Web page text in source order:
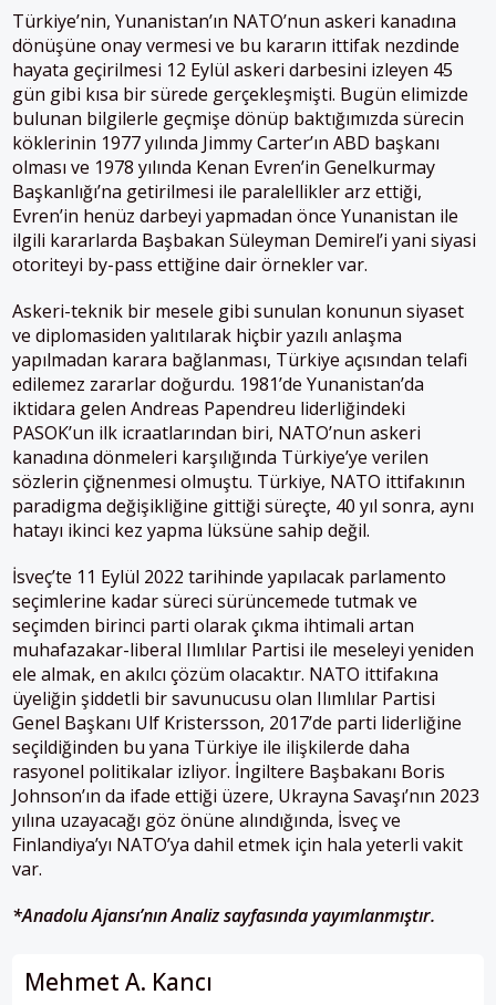
Türkiye’nin, Yunanistan’ın NATO’nun askeri kanadına
dönüşüne onay vermesi ve bu kararın ittifak nezdinde
hayata geçirilmesi 12 Eylül askeri darbesini izleyen 45
gün gibi kısa bir sürede gerçekleşmişti. Bugün elimizde
bulunan bilgilerle geçmişe dönüp baktığımızda sürecin
köklerinin 1977 yılında Jimmy Carter’ın ABD başkanı
olması ve 1978 yılında Kenan Evren’in Genelkurmay
Başkanlığı’na getirilmesi ile paralellikler arz ettiği,
Evren’in henüz darbeyi yapmadan önce Yunanistan ile
ilgili kararlarda Başbakan Süleyman Demirel’i yani siyasi
otoriteyi by-pass ettiğine dair örnekler var.
Askeri-teknik bir mesele gibi sunulan konunun siyaset
ve diplomasiden yalıtılarak hiçbir yazılı anlaşma
yapılmadan karara bağlanması, Türkiye açısından telafi
edilemez zararlar doğurdu. 1981’de Yunanistan’da
iktidara gelen Andreas Papendreu liderliğindeki
PASOK’un ilk icraatlarından biri, NATO’nun askeri
kanadına dönmeleri karşılığında Türkiye’ye verilen
sözlerin çiğnenmesi olmuştu. Türkiye, NATO ittifakının
paradigma değişikliğine gittiği süreçte, 40 yıl sonra, aynı
hatayı ikinci kez yapma lüksüne sahip değil.
İsveç’te 11 Eylül 2022 tarihinde yapılacak parlamento
seçimlerine kadar süreci sürüncemede tutmak ve
seçimden birinci parti olarak çıkma ihtimali artan
muhafazakar-liberal Ilımlılar Partisi ile meseleyi yeniden
ele almak, en akılcı çözüm olacaktır. NATO ittifakına
üyeliğin şiddetli bir savunucusu olan Ilımlılar Partisi
Genel Başkanı Ulf Kristersson, 2017’de parti liderliğine
seçildiğinden bu yana Türkiye ile ilişkilerde daha
rasyonel politikalar izliyor. İngiltere Başbakanı Boris
Johnson’ın da ifade ettiği üzere, Ukrayna Savaşı’nın 2023
yılına uzayacağı göz önüne alındığında, İsveç ve
Finlandiya’yı NATO’ya dahil etmek için hala yeterli vakit
var.
*Anadolu Ajansı’nın Analizsayfasında yayımlanmıştır.
Mehmet A. Kancı